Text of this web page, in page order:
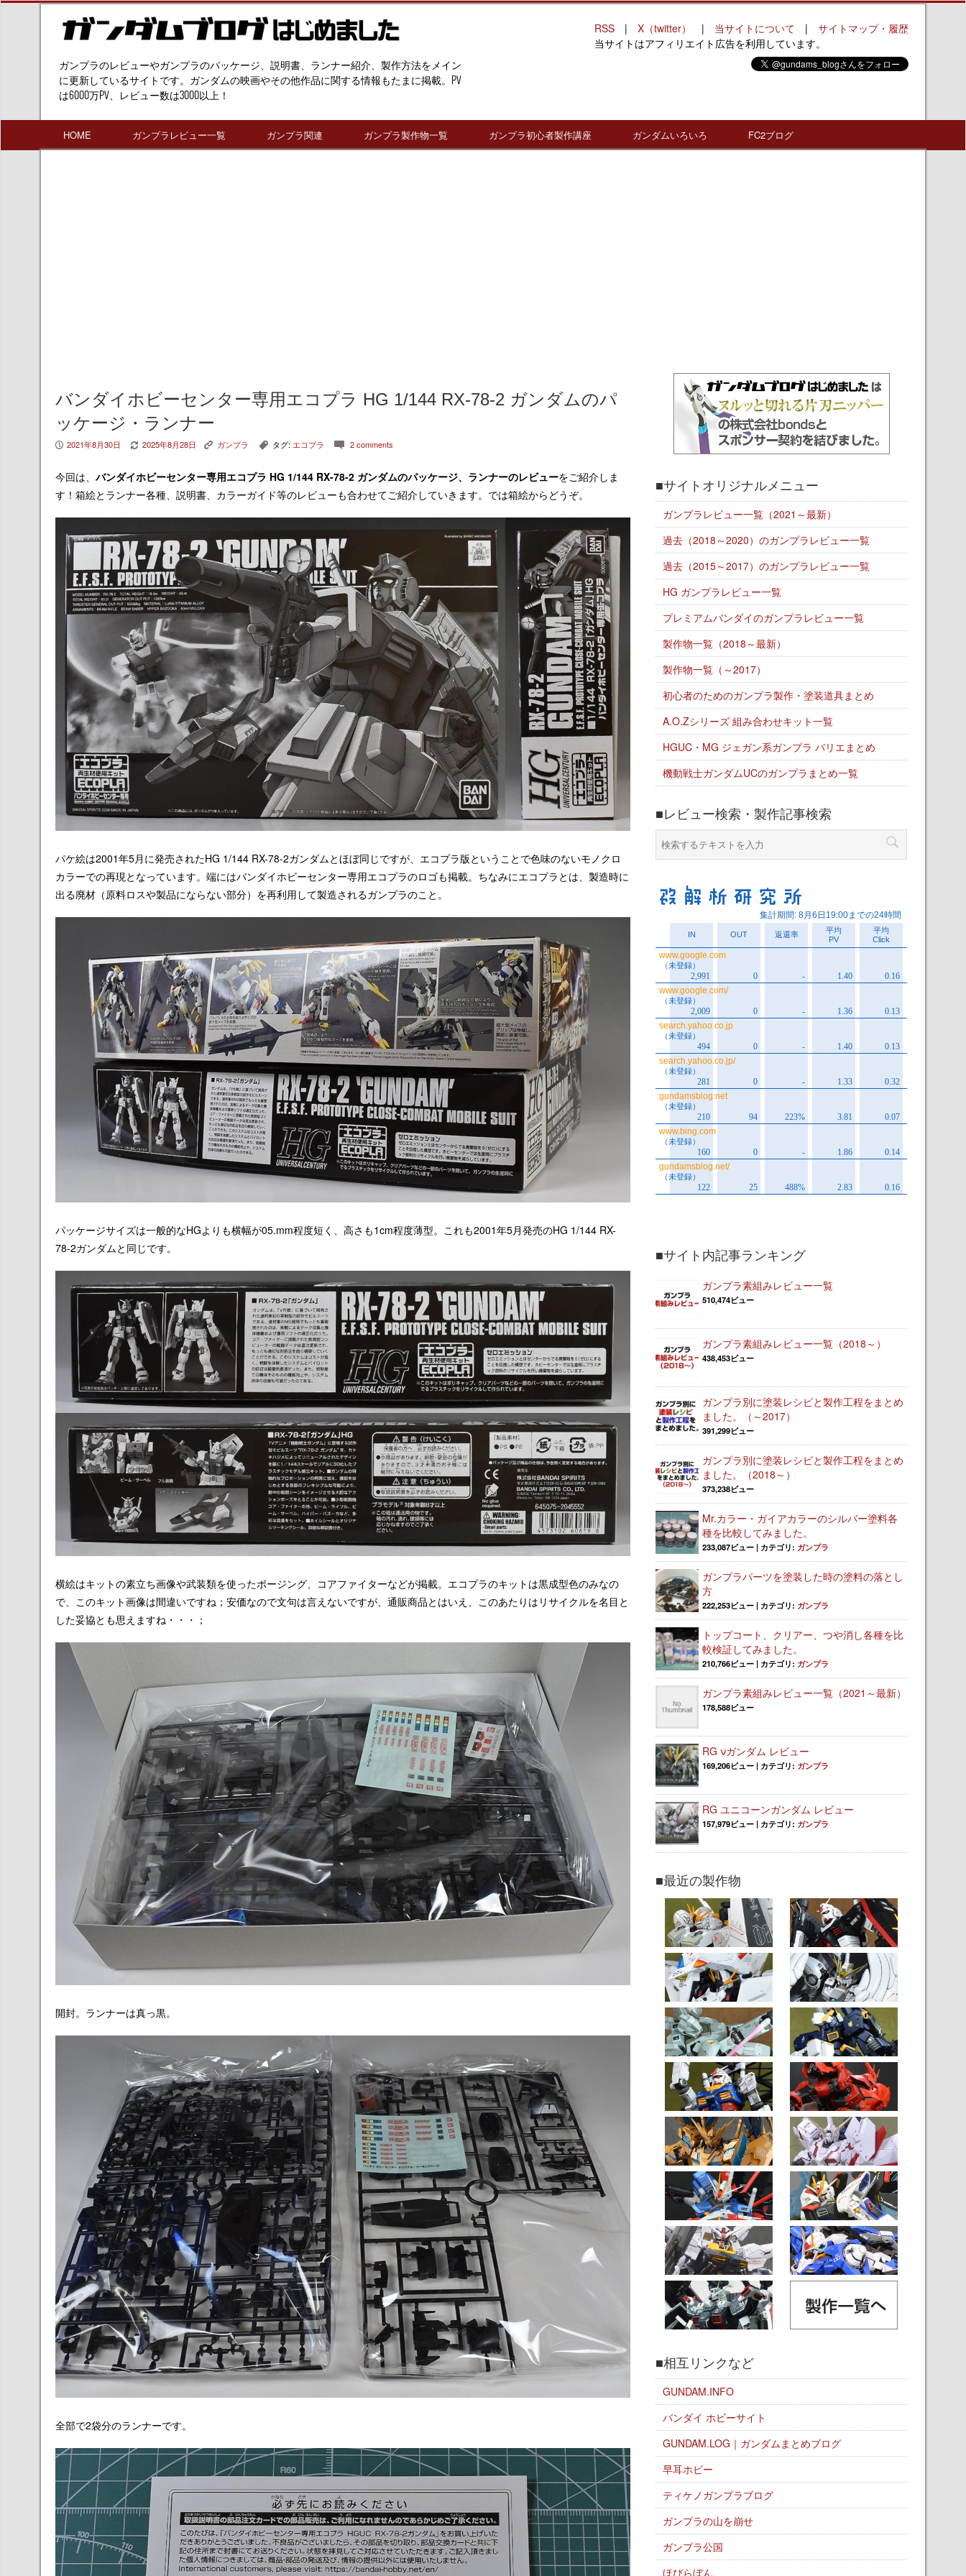
ガンプラのレビューやガンプラのパッケージ、説明書、ランナー紹介、製作方法をメイン
に更新しているサイトです。ガンダムの映画やその他作品に関する情報もたまに掲載。PV
は6000万PV、レビュー数は3000以上！
RSS | X（twitter） | 当サイトについて | サイトマップ・履歴
当サイトはアフィリエイト広告を利用しています。
HOME ガンプラレビュー一覧 ガンプラ関連 ガンプラ製作物一覧 ガンプラ初心者製作講座 ガンダムいろいろ FC2ブログ
バンダイホビーセンター専用エコプラ HG 1/144 RX-78-2 ガンダムのパ
ッケージ・ランナー
P 2021年8月30日 V 2025年8月28日 K ガンプラ , タグ: エコプラ c 2 comments
今回は、 バンダイホビーセンター専用エコプラ HG 1/144 RX-78-2 ガンダムのパッケージ、ランナーのレビューをご紹介しま
す！箱絵とランナー各種、説明書、カラーガイド等のレビューも合わせてご紹介していきます。では箱絵からどうぞ。
パケ絵は2001年5月に発売されたHG 1/144 RX-78-2ガンダムとほぼ同じですが、エコプラ版ということで色味のないモノクロ
カラーでの再現となっています。端にはバンダイホビーセンター専用エコプラのロゴも掲載。ちなみにエコプラとは、製造時に
出る廃材（原料ロスや製品にならない部分）を再利用して製造されるガンプラのこと。
パッケージサイズは一般的なHGよりも横幅が05.mm程度短く、高さも1cm程度薄型。これも2001年5月発売のHG 1/144 RX-
78-2ガンダムと同じです。
横絵はキットの素立ち画像や武装類を使ったポージング、コアファイターなどが掲載。エコプラのキットは黒成型色のみなの
で、このキット画像は間違いですね；安価なので文句は言えないですが、通販商品とはいえ、このあたりはリサイクルを名目と
した妥協とも思えますね・・・；
開封。ランナーは真っ黒。
全部で2袋分のランナーです。
■サイトオリジナルメニュー
ガンプラレビュー一覧（2021～最新）
過去（2018～2020）のガンプラレビュー一覧
過去（2015～2017）のガンプラレビュー一覧
HG ガンプラレビュー一覧
プレミアムバンダイのガンプラレビュー一覧
製作物一覧（2018～最新）
製作物一覧（～2017）
初心者のためのガンプラ製作・塗装道具まとめ
A.O.Zシリーズ 組み合わせキット一覧
HGUC・MG ジェガン系ガンプラ バリエまとめ
機動戦士ガンダムUCのガンプラまとめ一覧
■レビュー検索・製作記事検索
■サイト内記事ランキング
ガンプラ素組みレビュー一覧
510,474ビュー
ガンプラ素組みレビュー一覧（2018～）
438,453ビュー
ガンプラ別に塗装レシピと製作工程をまとめ
ました。（～2017）
391,299ビュー
ガンプラ別に塗装レシピと製作工程をまとめ
ました。（2018～）
373,238ビュー
Mr.カラー・ガイアカラーのシルバー塗料各
種を比較してみました。
233,087ビュー | カテゴリ: ガンプラ
ガンプラパーツを塗装した時の塗料の落とし
方
222,253ビュー | カテゴリ: ガンプラ
トップコート、クリアー、つや消し各種を比
較検証してみました。
210,766ビュー | カテゴリ: ガンプラ
ガンプラ素組みレビュー一覧（2021～最新）
178,588ビュー
RG νガンダム レビュー
169,206ビュー | カテゴリ: ガンプラ
RG ユニコーンガンダム レビュー
157,979ビュー | カテゴリ: ガンプラ
■最近の製作物
■相互リンクなど
GUNDAM.INFO
バンダイ ホビーサイト
GUNDAM.LOG｜ガンダムまとめブログ
早耳ホビー
ティケノガンプラブログ
ガンプラの山を崩せ
ガンプラ公国
ほびらぼん